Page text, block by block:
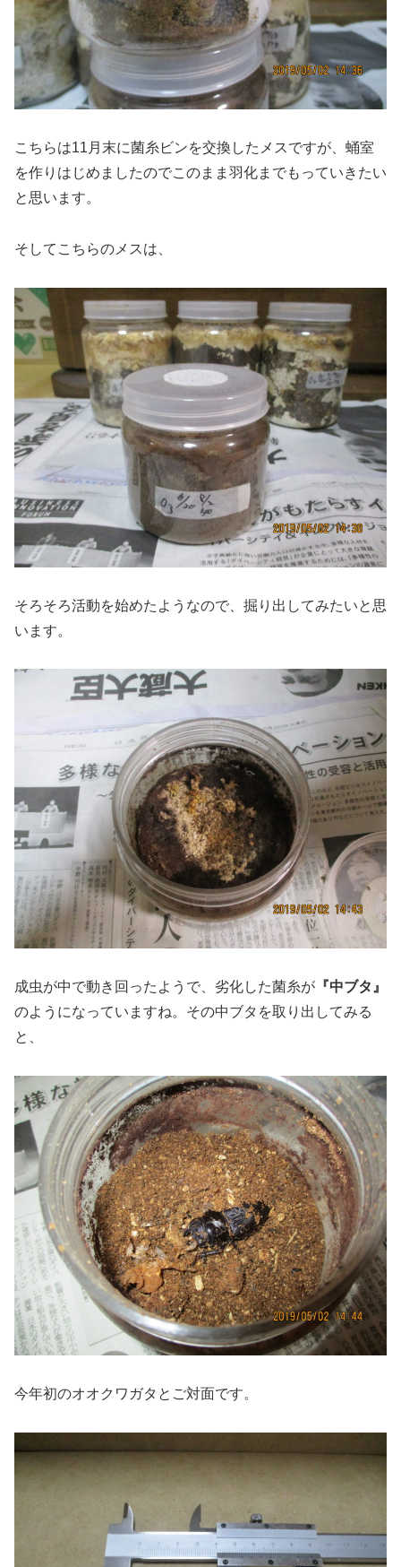
こちらは11月末に菌糸ビンを交換したメスですが、蛹室
を作りはじめましたのでこのまま羽化までもっていきたい
と思います。
そしてこちらのメスは、
そろそろ活動を始めたようなので、掘り出してみたいと思
います。
成虫が中で動き回ったようで、劣化した菌糸が 『中ブタ』
のようになっていますね。その中ブタを取り出してみる
と、
今年初のオオクワガタとご対面です。